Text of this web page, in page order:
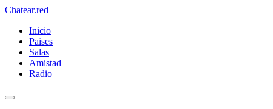
Chatear.red
Inicio
Paises
Salas
Amistad
Radio